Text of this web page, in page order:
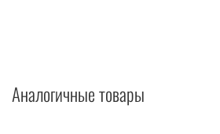
Аналогичные товары